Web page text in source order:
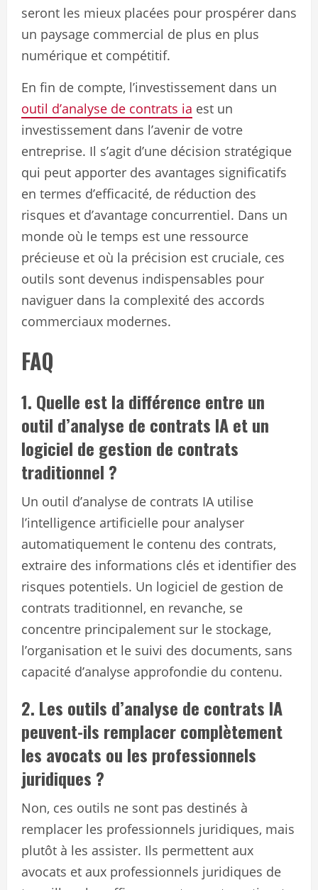
seront les mieux placées pour prospérer dans
un paysage commercial de plus en plus
numérique et compétitif.
En fin de compte, l’investissement dans un
outil d’analyse de contrats ia est un
investissement dans l’avenir de votre
entreprise. Il s’agit d’une décision stratégique
qui peut apporter des avantages significatifs
en termes d’efficacité, de réduction des
risques et d’avantage concurrentiel. Dans un
monde où le temps est une ressource
précieuse et où la précision est cruciale, ces
outils sont devenus indispensables pour
naviguer dans la complexité des accords
commerciaux modernes.
FAQ
1. Quelle est la différence entre un
outil d’analyse de contrats IA et un
logiciel de gestion de contrats
traditionnel ?
Un outil d’analyse de contrats IA utilise
l’intelligence artificielle pour analyser
automatiquement le contenu des contrats,
extraire des informations clés et identifier des
risques potentiels. Un logiciel de gestion de
contrats traditionnel, en revanche, se
concentre principalement sur le stockage,
l’organisation et le suivi des documents, sans
capacité d’analyse approfondie du contenu.
2. Les outils d’analyse de contrats IA
peuvent-ils remplacer complètement
les avocats ou les professionnels
juridiques ?
Non, ces outils ne sont pas destinés à
remplacer les professionnels juridiques, mais
plutôt à les assister. Ils permettent aux
avocats et aux professionnels juridiques de